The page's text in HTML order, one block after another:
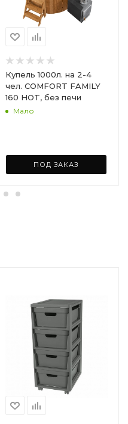
Купель 1000л. на 2-4
чел. COMFORT FAMILY
160 HOT, без печи
Мало
ПОД ЗАКАЗ